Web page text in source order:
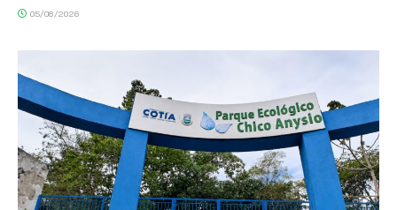
05/08/2026